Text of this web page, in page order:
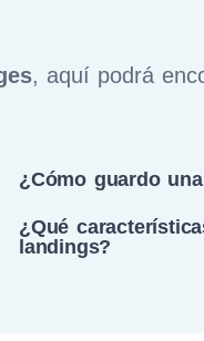
, aquí podrá
¿Cómo guardo
¿Qué
landings?